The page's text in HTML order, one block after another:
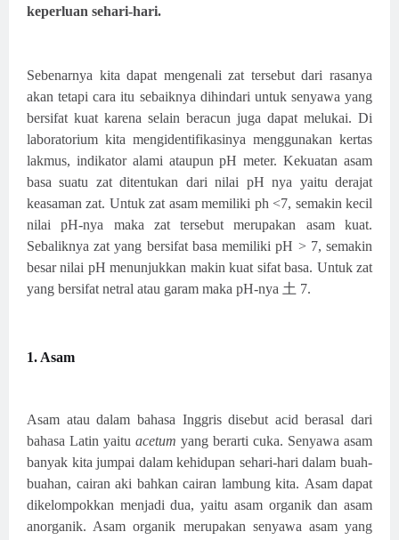
keperluan sehari-hari.
Sebenarnya kita dapat mengenali zat tersebut dari rasanya
akan tetapi cara itu sebaiknya dihindari untuk senyawa yang
bersifat kuat karena selain beracun juga dapat melukai. Di
laboratorium kita mengidentifikasinya menggunakan kertas
lakmus, indikator alami ataupun pH meter. Kekuatan asam
basa suatu zat ditentukan dari nilai pH nya yaitu derajat
keasaman zat. Untuk zat asam memiliki ph <7, semakin kecil
nilai pH-nya maka zat tersebut merupakan asam kuat.
Sebaliknya zat yang bersifat basa memiliki pH > 7, semakin
besar nilai pH menunjukkan makin kuat sifat basa. Untuk zat
yang bersifat netral atau garam maka pH-nya 土 7.
1. Asam
Asam atau dalam bahasa Inggris disebut acid berasal dari
bahasa Latin yaitu acetum yang berarti cuka. Senyawa asam
banyak kita jumpai dalam kehidupan sehari-hari dalam buah-
buahan, cairan aki bahkan cairan lambung kita. Asam dapat
dikelompokkan menjadi dua, yaitu asam organik dan asam
anorganik. Asam organik merupakan senyawa asam yang